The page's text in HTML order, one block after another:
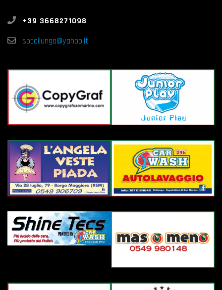
+39 3668271098
spcailungo@yahoo.it